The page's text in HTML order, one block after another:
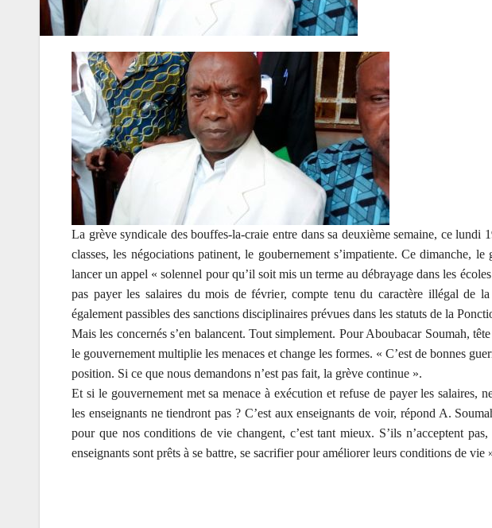
La grève syndicale des bouffes-la-craie entre dans sa deuxième semaine, ce lundi
classes, les négociations patinent, le goubernement s’impatiente. Ce dimanche,
lancer un appel « solennel pour qu’il soit mis un terme au débrayage dans les
pas payer les salaires du mois de février, compte tenu du caractère illégal de
également passibles des sanctions disciplinaires prévues dans les statuts de la
Mais les concernés s’en balancent. Tout simplement. Pour Aboubacar Soumah,
le gouvernement multiplie les menaces et change les formes. « C’est de bonnes
position. Si ce que nous demandons n’est pas fait, la grève continue ».
Et si le gouvernement met sa menace à exécution et refuse de payer les salaires,
les enseignants ne tiendront pas ? C’est aux enseignants de voir, répond A.
pour que nos conditions de vie changent, c’est tant mieux. S’ils n’acceptent
enseignants sont prêts à se battre, se sacrifier pour améliorer leurs conditions de vie